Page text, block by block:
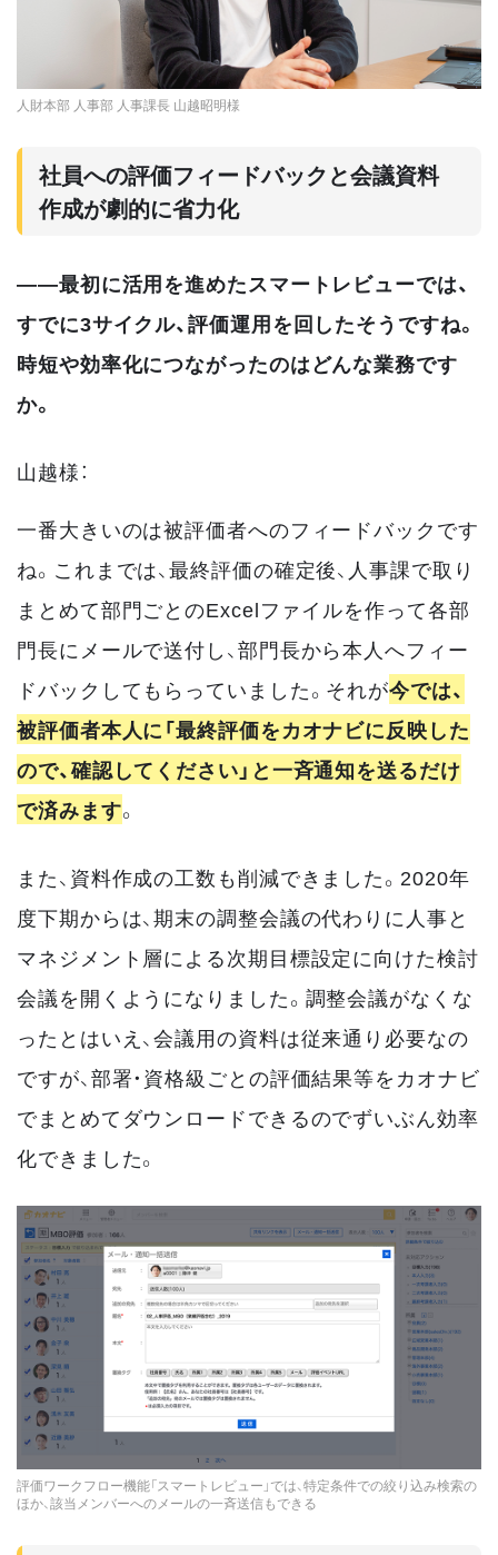
人財本部 人事部 人事課長 山越昭明様
社員への評価フィードバックと会議資料
作成が劇的に省力化
――最初に活用を進めたスマートレビューでは、
すでに3サイクル、評価運用を回したそうですね。
時短や効率化につながったのはどんな業務です
か。
山越様：
一番大きいのは被評価者へのフィードバックです
ね。これまでは、最終評価の確定後、人事課で取り
まとめて部門ごとのExcelファイルを作って各部
門長にメールで送付し、部門長から本人へフィー
ドバックしてもらっていました。それが今では、
被評価者本人に「最終評価をカオナビに反映した
ので、確認してください」と一斉通知を送るだけ
で済みます。
また、資料作成の工数も削減できました。2020年
度下期からは、期末の調整会議の代わりに人事と
マネジメント層による次期目標設定に向けた検討
会議を開くようになりました。調整会議がなくな
ったとはいえ、会議用の資料は従来通り必要なの
ですが、部署・資格級ごとの評価結果等をカオナビ
でまとめてダウンロードできるのでずいぶん効率
化できました。
評価ワークフロー機能「スマートレビュー」では、特定条件での絞り込み検索の
ほか、該当メンバーへのメールの一斉送信もできる